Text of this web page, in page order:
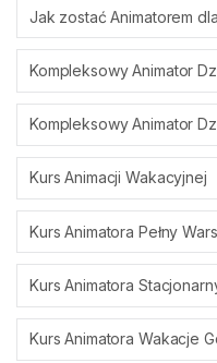
Jak zostać Animatorem
Kompleksowy Animator
Kompleksowy Animator
Kurs Animacji Wakacyjnej
Kurs Animatora Pełny
Kurs Animatora
Kurs Animatora Wakacje